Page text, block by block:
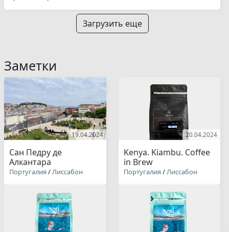
Загрузить еще
Заметки
19.04.2024
Сан Педру де
Алкантара
Португалия /Лиссабон
20.04.2024
Kenya. Kiambu. Coffee
in Brew
Португалия /Лиссабон